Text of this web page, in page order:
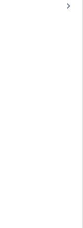
keyboard_arrow_right